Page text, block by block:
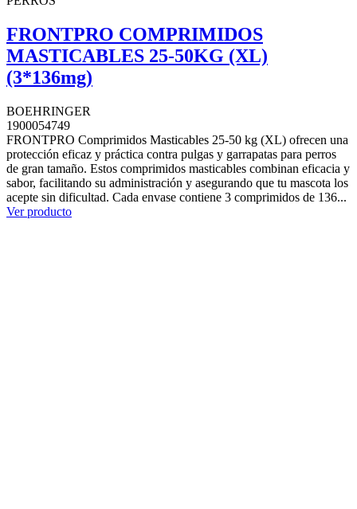
FRONTPRO COMPRIMIDOS
MASTICABLES 25-50KG (XL)
(3*136mg)
BOEHRINGER
1900054749
FRONTPRO Comprimidos Masticables 25-50 kg (XL) ofrecen una
protección eficaz y práctica contra pulgas y garrapatas para perros
de gran tamaño. Estos comprimidos masticables combinan eficacia y
sabor, facilitando su administración y asegurando que tu mascota los
acepte sin dificultad. Cada envase contiene 3 comprimidos de 136...
Ver producto